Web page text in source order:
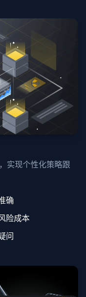
实现个性化策略跟
确
险成本
问